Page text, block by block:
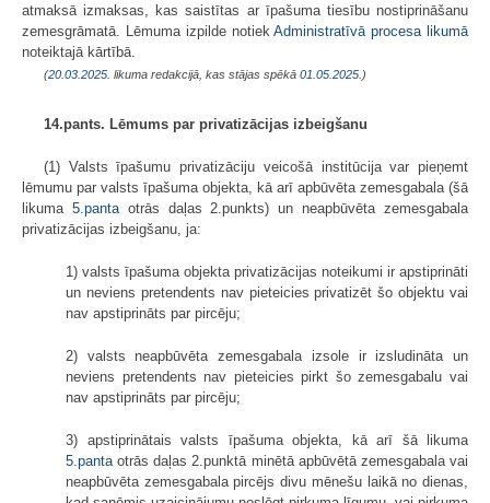
atmaksā izmaksas, kas saistītas ar īpašuma tiesību nostiprināšanu
zemesgrāmatā. Lēmuma izpilde notiekAdministratīvā procesa likumā
noteiktajā kārtībā.
(20.03.2025 . likuma redakcijā, kas stājas spēkā 01.05.2025. )
14.pants. Lēmums par privatizācijas izbeigšanu
(1) Valsts īpašumu privatizāciju veicošā institūcija var pieņemt
lēmumu par valsts īpašuma objekta, kā arī apbūvēta zemesgabala (šā
likuma 5.pantaotrās daļas 2.punkts) un neapbūvēta zemesgabala
privatizācijas izbeigšanu, ja:
1) valsts īpašuma objekta privatizācijas noteikumi ir apstiprināti
un neviens pretendents nav pieteicies privatizēt šo objektu vai
nav apstiprināts par pircēju;
2) valsts neapbūvēta zemesgabala izsole ir izsludināta un
neviens pretendents nav pieteicies pirkt šo zemesgabalu vai
nav apstiprināts par pircēju;
3) apstiprinātais valsts īpašuma objekta, kā arī šā likuma
5.panta otrās daļas 2.punktā minētā apbūvētā zemesgabala vai
neapbūvēta zemesgabala pircējs divu mēnešu laikā no dienas,